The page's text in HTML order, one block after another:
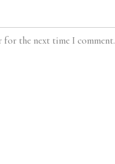
for the next time I comment.